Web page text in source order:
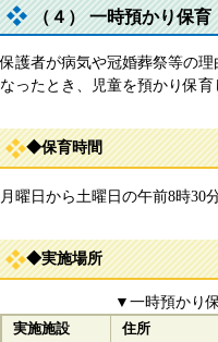
（４） 一時預かり保育
保護者が病気や冠婚葬祭等の
なったとき、児童を預かり保育
◆保育時間
月曜日から土曜日の午前8時30
◆実施場所
▼一時預かり
実施施設 住所